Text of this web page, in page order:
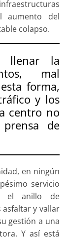
aumento del
colapso.
llenar la
mal
forma,
y los
centro no
de
en ningún
servicio
el anillo de
asfaltar y vallar
gestión a una
Y así está